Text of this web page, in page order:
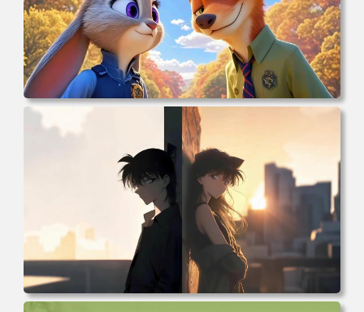
电脑壁纸 动漫 兔子朱迪 狐狸尼克 疯狂动物城 秋叶 秋天森
林 蓝天 4k壁纸 电脑桌面 高清壁纸 壁纸下载 壁纸大全
电脑壁纸 柯南和小兰背靠背 夕阳 日落 4K动漫壁纸 电脑桌